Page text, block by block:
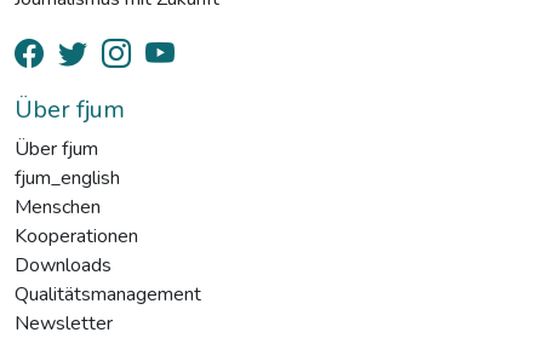
Über fjum
Über fjum
fjum_english
Menschen
Kooperationen
Downloads
Qualitätsmanagement
Newsletter